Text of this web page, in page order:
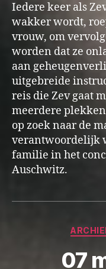
Iedere keer als
wakker wordt,
vrouw, om
worden dat ze
aan
uitgebreide
reis die Zev gaat
meerdere
op zoek naar de
verantwoordelijk
familie in het
Auschwitz.
07